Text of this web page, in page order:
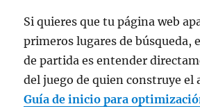
Si quieres que tu página web
primeros lugares de búsqueda,
de partida es entender
del juego de quien construye el
Guía de inicio para